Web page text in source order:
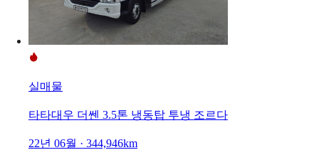
실매물
타타대우 더쎈 3.5톤 냉동탑 투냉 조르다
22년 06월 · 344,946km